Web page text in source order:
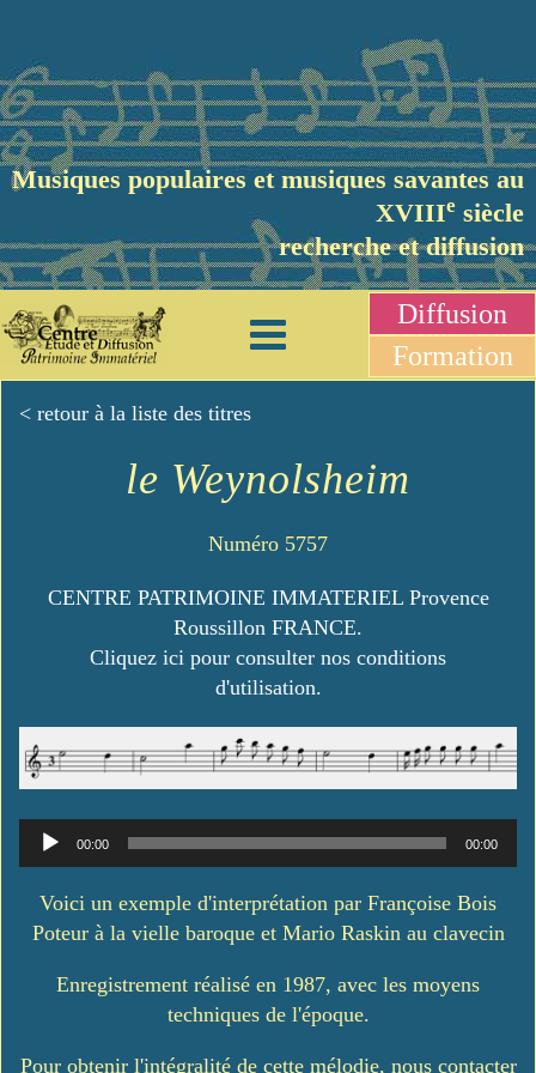
Musiques populaires et musiques savantes au
XVIIIe siècle
recherche et diffusion
Diffusion
Formation
< retour à la liste des titres
le Weynolsheim
Numéro 5757
CENTRE PATRIMOINE IMMATERIEL Provence
Roussillon FRANCE.
Cliquez ici pour consulter nos conditions
d'utilisation.
Lecteur
audio
00:00 00:00
Voici un exemple d'interprétation par Françoise Bois
Poteur à la vielle baroque et Mario Raskin au clavecin
Enregistrement réalisé en 1987, avec les moyens
techniques de l'époque.
Pour obtenir l'intégralité de cette mélodie, nous contacter